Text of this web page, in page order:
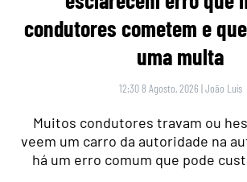
condutores cometem e
uma multa
12:30 8 Agosto, 2026 |João Luís
Muitos condutores travam ou
veem um carro da autoridade na
há um erro comum que pode